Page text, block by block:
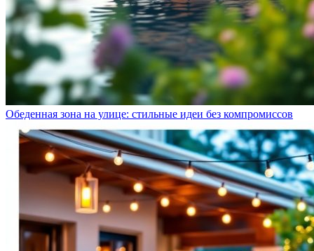
Обеденная зона на улице: стильные идеи без компромиссов